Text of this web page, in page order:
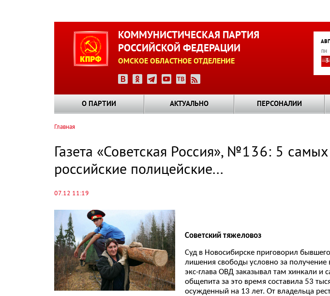
КОММУНИСТИЧЕСКАЯ ПАРТИЯ
РОССИЙСКОЙ ФЕДЕРАЦИИ
ОМСКОЕ ОБЛАСТНОЕ ОТДЕЛЕНИЕ
ПН
3
О ПАРТИИ АКТУАЛЬНО ПЕРСОНАЛИИ
навигации
Главная
Газета «Советская Россия», №136: 5
российские полицейские...
07.12 11:19
Советский тяжеловоз
Суд в Новосибирске приговорил
лишения свободы условно за получение
экс-глава ОВД заказывал там хинкали и
общепита за это время составила 53
осужденный на 13 лет. От владельца